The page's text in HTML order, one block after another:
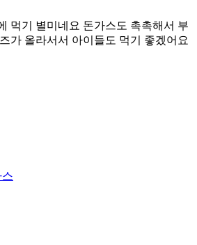
먹기 별미네요 돈가스도 촉촉해서 부
가 올라서서 아이들도 먹기 좋겠어요